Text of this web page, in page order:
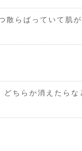
散らばっていて肌
ちらか消えたらな